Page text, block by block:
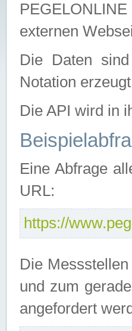
externen
Die Daten
Notation
Die API wird in
Eine Abfrage
URL:
https://
Die
und zum
angefordert